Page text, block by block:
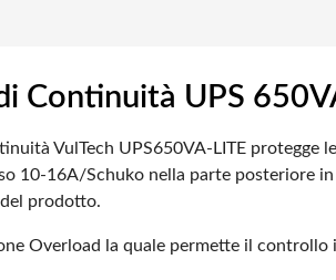
Continuità UPS
VulTech UPS650VA-LITE
10-16A/Schuko nella parte posteriore
prodotto.
Overload la quale permette il